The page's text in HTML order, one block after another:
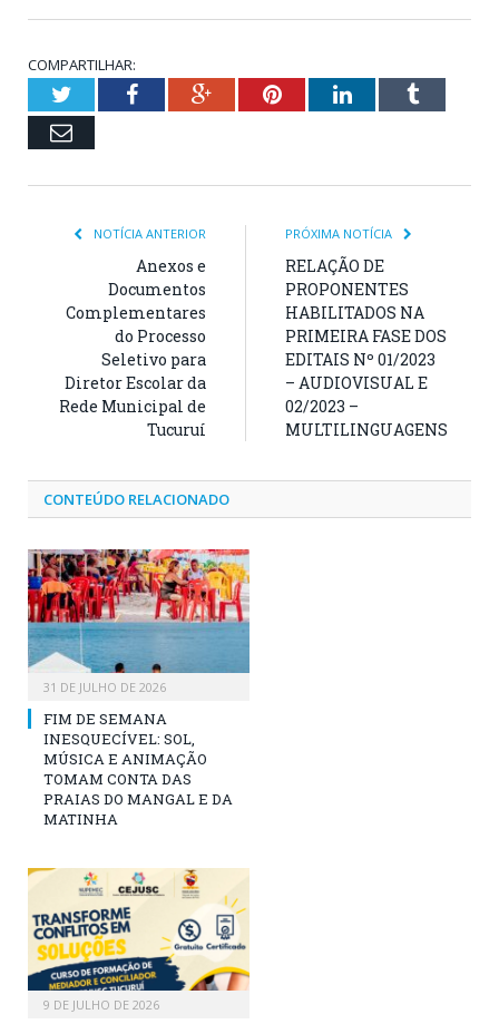
COMPARTILHAR:
TwitterFacebookGoogle+PinterestLinkedInTumblr
Email
NOTÍCIA ANTERIOR
Anexos e
Documentos
Complementares
do Processo
Seletivo para
Diretor Escolar da
Rede Municipal de
Tucuruí
PRÓXIMA NOTÍCIA
RELAÇÃO DE
PROPONENTES
HABILITADOS NA
PRIMEIRA FASE DOS
EDITAIS Nº 01/2023
– AUDIOVISUAL E
02/2023 –
MULTILINGUAGENS
CONTEÚDO RELACIONADO
31 DE JULHO DE 2026
FIM DE SEMANA
INESQUECÍVEL: SOL,
MÚSICA E ANIMAÇÃO
TOMAM CONTA DAS
PRAIAS DO MANGAL E DA
MATINHA
9 DE JULHO DE 2026